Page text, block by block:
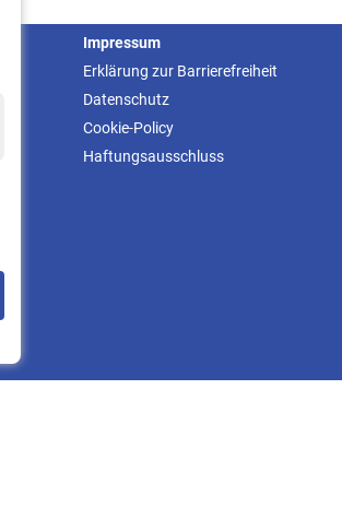
Impressum
Erklärung zur Barrierefreiheit
Datenschutz
Cookie-Policy
Haftungsausschluss